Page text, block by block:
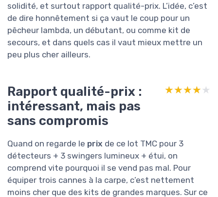
solidité, et surtout rapport qualité-prix. L’idée, c’est
de dire honnêtement si ça vaut le coup pour un
pêcheur lambda, un débutant, ou comme kit de
secours, et dans quels cas il vaut mieux mettre un
peu plus cher ailleurs.
Rapport qualité-prix :
intéressant, mais pas
sans compromis
★★★★★
★★★★★
Quand on regarde le prix de ce lot TMC pour 3
détecteurs + 3 swingers lumineux + étui, on
comprend vite pourquoi il se vend pas mal. Pour
équiper trois cannes à la carpe, c’est nettement
moins cher que des kits de grandes marques. Sur ce